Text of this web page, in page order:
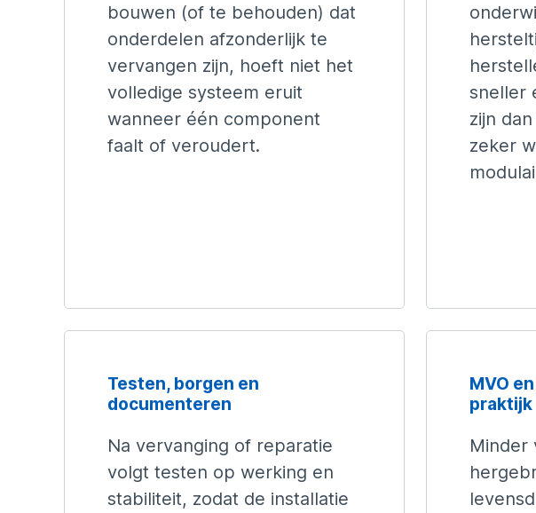
bouwen (of te behouden) dat
onderdelen afzonderlijk te
vervangen zijn, hoeft niet het
volledige systeem eruit
wanneer één component
faalt of veroudert.
sneller
zijn
zeker
Testen, borgen en
documenteren
Na vervanging of reparatie
volgt testen op werking en
stabiliteit, zodat de installatie
MVO
praktijk
Minder